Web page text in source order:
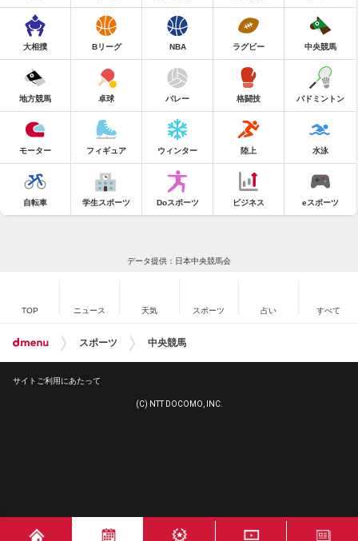
大相撲 Bリーグ NBA ラグビー 中央競馬
地方競馬 卓球 バレー 格闘技 バドミントン
モーター フィギュア ウィンター 陸上 水泳
自転車 学生スポーツ Doスポーツ ビジネス eスポーツ
データ提供：日本中央競馬会
TOP ニュース 天気 スポーツ 占い すべて
スポーツ 中央競馬
サイトご利用にあたって
(C) NTT DOCOMO, INC.